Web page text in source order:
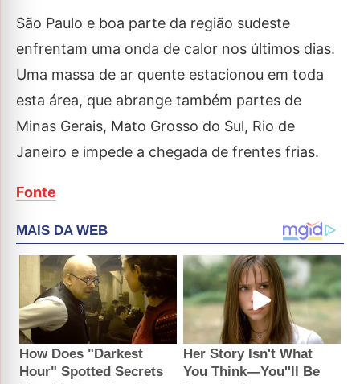
São Paulo e boa parte da região sudeste
enfrentam uma onda de calor nos últimos dias.
Uma massa de ar quente estacionou em toda
esta área, que abrange também partes de
Minas Gerais, Mato Grosso do Sul, Rio de
Janeiro e impede a chegada de frentes frias.
Fonte